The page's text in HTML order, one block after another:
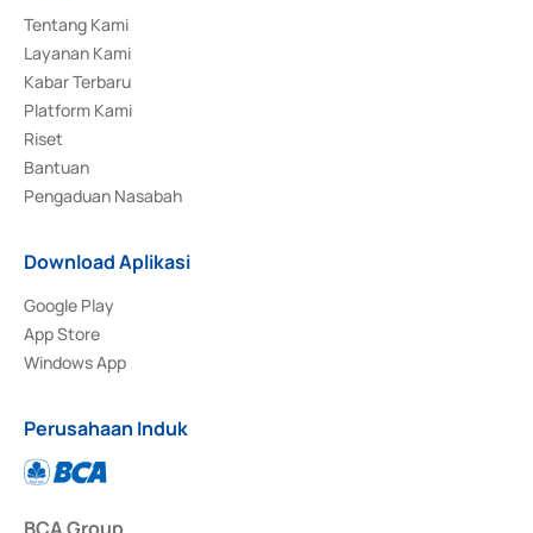
Tentang Kami
Layanan Kami
Kabar Terbaru
Platform Kami
Riset
Bantuan
Pengaduan Nasabah
Download Aplikasi
Google Play
App Store
Windows App
Perusahaan Induk